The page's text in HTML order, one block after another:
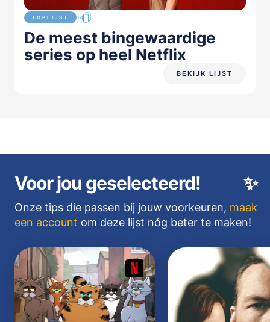
TOPLIJST 14
De meest bingewaardige
series op heel Netflix
BEKIJK LIJST
✨
Voor jou geselecteerd!
Onze tips die passen bij jouw voorkeuren, maak
een account om deze lijst nóg beter te maken!